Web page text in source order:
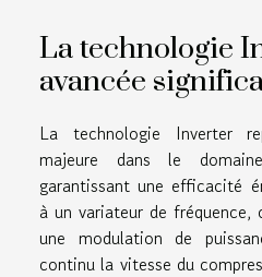
La technologie
avancée
La technologie Inverter
majeure dans le
garantissant une efficacité
à un variateur de
une modulation de
continu la vitesse du